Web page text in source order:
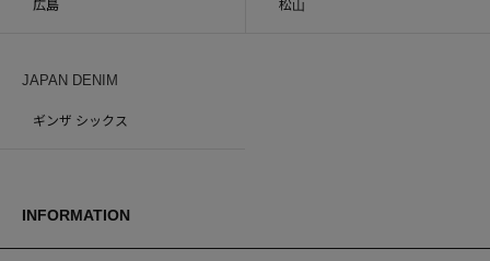
広島 松山
JAPAN DENIM
ギンザ シックス
INFORMATION